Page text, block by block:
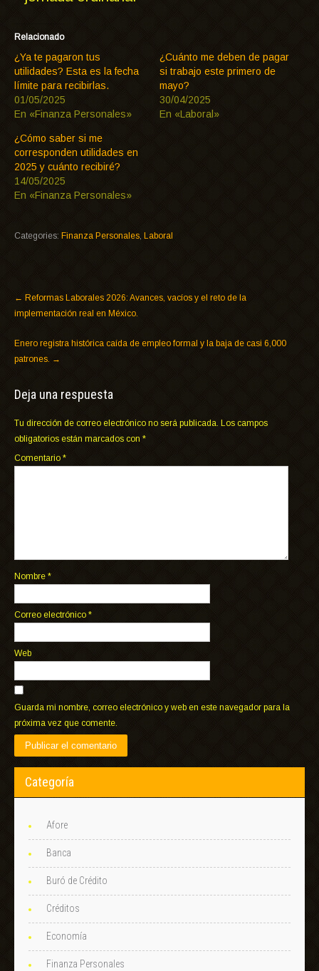
Relacionado
¿Ya te pagaron tus
utilidades? Esta es la fecha
límite para recibirlas.
01/05/2025
En «Finanza Personales»
¿Cuánto me deben de pagar
si trabajo este primero de
mayo?
30/04/2025
En «Laboral»
¿Cómo saber si me
corresponden utilidades en
2025 y cuánto recibiré?
14/05/2025
En «Finanza Personales»
Categories: Finanza Personales, Laboral
← Reformas Laborales 2026: Avances, vacíos y el reto de la
implementación real en México.
Enero registra histórica caída de empleo formal y la baja de casi 6,000
patrones. →
Deja una respuesta
Tu dirección de correo electrónico no será publicada. Los campos
obligatorios están marcados con *
Comentario *
Nombre *
Correo electrónico *
Web
Guarda mi nombre, correo electrónico y web en este navegador para la
próxima vez que comente.
Categoría
Afore
Banca
Buró de Crédito
Créditos
Economía
Finanza Personales